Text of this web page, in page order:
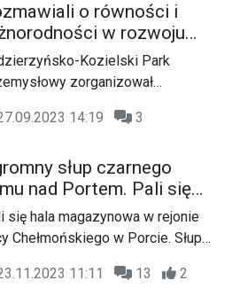
kąpieli.
o równości i
w rozwoju
Konferencja "Firma 3R"
Kozielskiego
Przemysłowego
Kozielski Park
zorganizował
różnorodność, rozwój”.
płynących z wdrażania
równości i dobrych praktyk
się na równym
pracowników w
14:19 3
słup czarnego
nad Portem. Pali się
Z ogniem walczą
siły straży pożarnej
się hala magazynowa w rejonie
Chełmońskiego w Porcie. Słup
11:11 13 2